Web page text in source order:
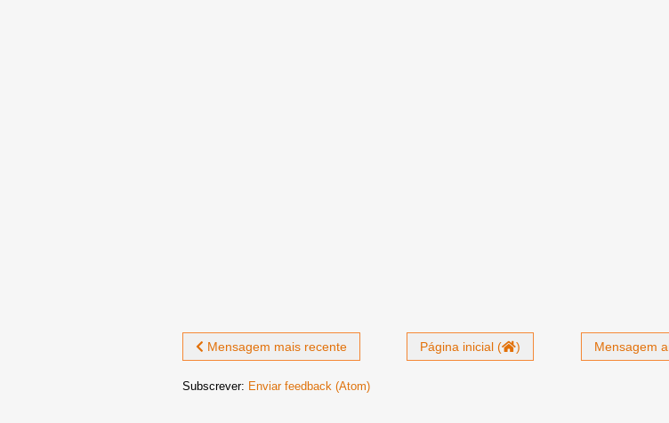
Mensagem mais recente Mensagem
Página inicial ( )
Subscrever: Enviar feedback (Atom)